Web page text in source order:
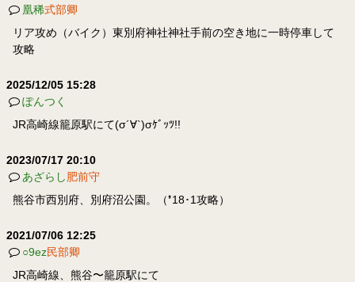
凰稀式部卿
リア攻め（バイク）東別府神社神社手前の空き地に一時停車して
攻略
2025/12/05 15:28
ぽんつく
JR高崎線籠原駅にて(σ´∀`)σｹﾞｯﾂ!!
2023/07/17 20:10
あざらし肥前守
熊谷市西別府、別府沼公園。（❜18･1攻略）
2021/07/06 12:25
○9ez民部卿
JR高崎線、熊谷〜籠原駅にて